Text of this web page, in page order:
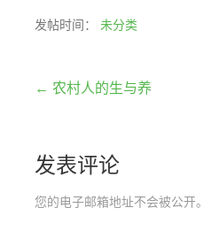
发帖时间： 未分类
文
导
航
← 农村人的生与养
发表评论
您的电子邮箱地址不会被公开。